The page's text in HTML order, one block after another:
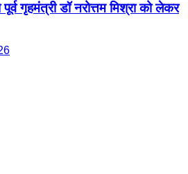
गृहमंत्री डॉ नरोत्तम मिश्रा को लेकर